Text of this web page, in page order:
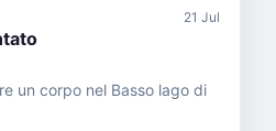
21 Jul
un corpo nel Basso lago di